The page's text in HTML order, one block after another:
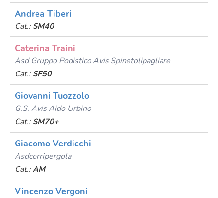
Andrea Tiberi
Cat.: SM40
Caterina Traini
Asd Gruppo Podistico Avis Spinetolipagliare
Cat.: SF50
Giovanni Tuozzolo
G.s. Avis Aido Urbino
Cat.: SM70+
Giacomo Verdicchi
Asdcorripergola
Cat.:AM
Vincenzo Vergoni